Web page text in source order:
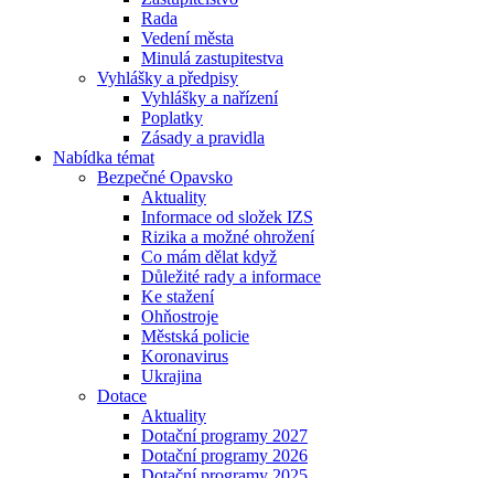
Rada
Vedení města
Minulá zastupitestva
Vyhlášky a předpisy
Vyhlášky a nařízení
Poplatky
Zásady a pravidla
Nabídka témat
Bezpečné Opavsko
Aktuality
Informace od složek IZS
Rizika a možné ohrožení
Co mám dělat když
Důležité rady a informace
Ke stažení
Ohňostroje
Městská policie
Koronavirus
Ukrajina
Dotace
Aktuality
Dotační programy 2027
Dotační programy 2026